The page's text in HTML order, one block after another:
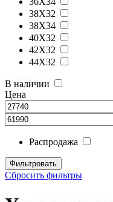
38X32
38X34
40X32
42X32
44X32
В наличии
Цена
Распродажа
Сбросить фильтры